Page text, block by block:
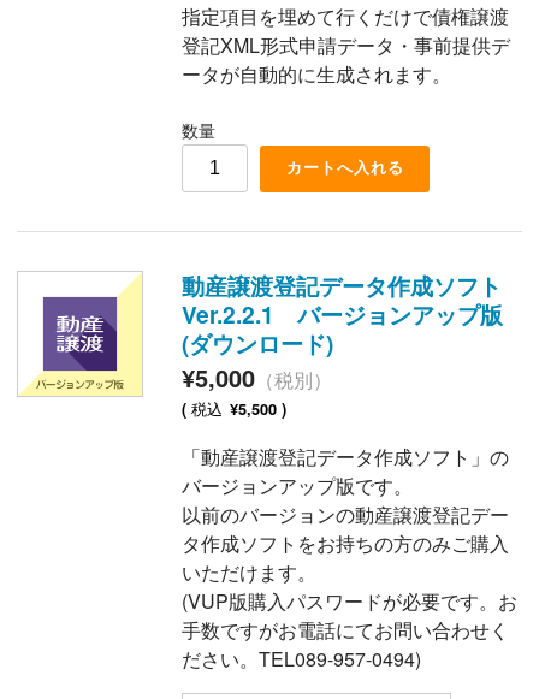
パスワードをお忘れの方指定項目を埋めて行くだけで債権譲渡
登記XML形式申請データ・事前提供デ
ータが自動的に生成されます。
数量
動産譲渡登記データ作成ソフト
Ver.2.2.1 バージョンアップ版
(ダウンロード)
¥5,000 （税別）
( 税込 ¥5,500 )
「動産譲渡登記データ作成ソフト」の
バージョンアップ版です。
以前のバージョンの動産譲渡登記デー
タ作成ソフトをお持ちの方のみご購入
いただけます。
(VUP版購入パスワードが必要です。お
手数ですがお電話にてお問い合わせく
ださい。TEL089-957-0494)